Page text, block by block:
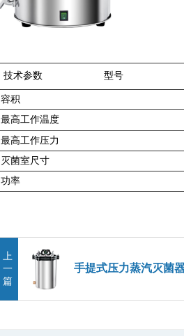
技术参数 型号
容积
最高工作温度
最高工作压力
灭菌室尺寸
功率
上
一
篇
手提式压力蒸汽灭菌